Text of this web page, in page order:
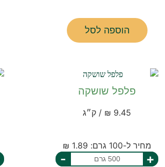
הוספה לסל
פלפל שושקה
9.45 ₪ / ק״ג
מחיר ל-100 גרם: 1.89 ₪
+
-